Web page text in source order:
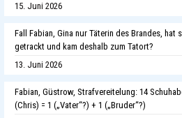
15. Juni 2026
Fall Fabian, Gina nur Täterin des Brandes, hat
getrackt und kam deshalb zum Tatort?
13. Juni 2026
Fabian, Güstrow, Strafvereitelung: 14
(Chris) = 1 („Vater“?) + 1 („Bruder“?)